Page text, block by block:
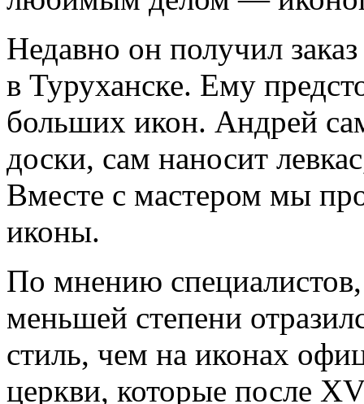
Недавно он получил
в Туруханске. Ему
больших икон. Андрей
доски, сам наносит
Вместе с мастером мы
иконы.
По мнению
меньшей степени
стиль, чем на иконах
церкви, которые после